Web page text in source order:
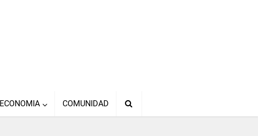
ECONOMIA COMUNIDAD